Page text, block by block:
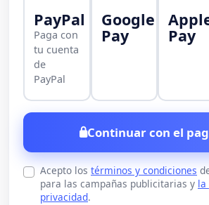
PayPal
Paga con
tu cuenta
de
PayPal
Google
Pay Pay
Continuar con el
Acepto los términos y condiciones
para las campañas publicitarias y la
privacidad.